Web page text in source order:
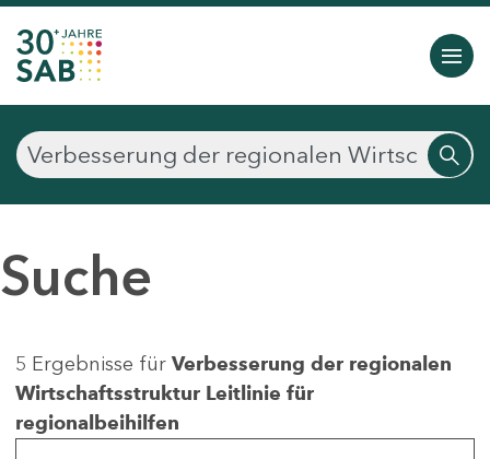
Suche
5 Ergebnisse für Verbesserung der regionalen
Wirtschaftsstruktur Leitlinie für
regionalbeihilfen